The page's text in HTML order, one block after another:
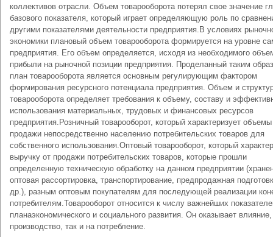
коллективов отрасли. Объем товарооборота потерял свое значение
базового показателя, который играет определяющую роль по
другими показателями деятельности предприятия.В условиях
экономики плановый объем товарооборота формируется на уровне
предприятия. Его объем определяется, исходя из необходимого
прибыли на рыночной позиции предприятия. Проделанный таким
план товарооборота является основным регулирующим фактором
формирования ресурсного потенциала предприятия. Объем и
товарооборота определяет требования к объему, составу и
использования материальных, трудовых и финансовых ресурсов
предприятия.Розничный товарооборот, который характеризует объемы
продажи непосредственно населению потребительских товаров для
собственного использования.Оптовый товарооборот, который
выручку от продажи потребительских товаров, которые прошли
определенную техническую обработку на данном предприятии
оптовая рассортировка, транспортирование, предпродажная
др.), разным оптовым покупателям для последующей реализации
потребителям.Товарооборот относится к числу важнейших
планаэкономического и социального развития. Он оказывает влияние,
производство, так и на потребление.